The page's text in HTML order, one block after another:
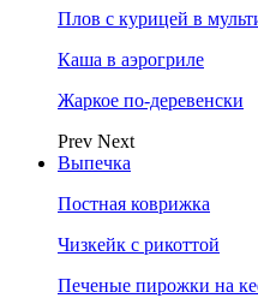
Плов с курицей в
Каша в аэрогриле
Жаркое по-деревенски
Prev Next
Выпечка
Постная коврижка
Чизкейк с рикоттой
Печеные пирожки на